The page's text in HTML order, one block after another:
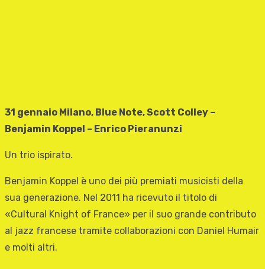
31 gennaio Milano, Blue Note, Scott Colley –
Benjamin Koppel – Enrico Pieranunzi
Un trio ispirato.
Benjamin Koppel è uno dei più premiati musicisti della
sua generazione. Nel 2011 ha ricevuto il titolo di
«Cultural Knight of France» per il suo grande contributo
al jazz francese tramite collaborazioni con Daniel Humair
e molti altri.